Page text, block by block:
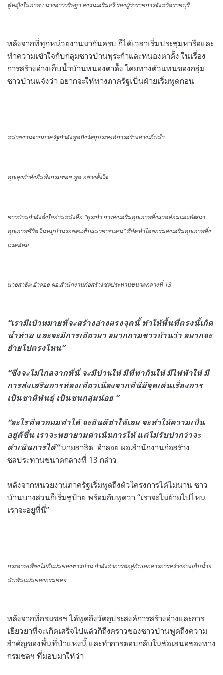
ผู้หญิงในภาพ : นางสาววริษฐา สงวนเสริมศรี รองผู้ว่าราชการจังหวัดราชบุรี
หลังจากที่ทุกหน่วยงานมากันครบ ก็ได้เวลาเริ่มประชุมหารือและ
ทำความเข้าใจกับกลุ่มชาวบ้านพุระกำและหนองตาดั้ง ในเรื่อง
การสร้างอ่างเก็บน้ำบ้านหนองตาดั้ง โดยทางตัวแทนของกลุ่ม
ชาวบ้านแจ้งว่า อยากจะให้ทางภาครัฐเป็นฝ่ายเริ่มพูดก่อน
หน่วยงานจากภาครัฐกำลังพูดถึงวัตถุประสงค์การสร้างอ่างเก็บน้ำ
คุณลุงกำลังยืนฟังกรมชลฯ พูด อย่างตั้งใจ
ชาวบ้านกำลังตั้งใจอ่านหนังสือ “พุระกำ การส่งเสริมคุณภาพสิ่งแวดล้อมและพัฒนา
คุณภาพชีวิต ในหมู่บ้านรอยตะเข็บแนวชายแดน” ที่จัดทำโดยกรมส่งเสริมคุณภาพสิ่ง
แวดล้อม
นายสาธิต อำลอย ผอ.สำนักงานก่อสร้างชลประทานขนาดกลางที่ 13
“เรามีเป้าหมายที่จะสร้างอ่างตรงจุดนี้ ทำให้พื้นที่ตรงนี้เกิด
น้ำท่วม และจะมีการเยียวยา อยากถามชาวบ้านว่า อยากจะ
ย้ายไปตรงไหน”
“ซึ่งจะไม่ไกลจากที่นี่ จะมีบ้านให้ มีที่ทำกินให้ มีไฟฟ้าให้ มี
การส่งเสริมการท่องเที่ยวเนื่องจากที่นี่มีจุดเด่นเรื่องการ
เป็นชาติพันธุ์ เป็นชนกลุ่มน้อย ”
“อะไรที่พวกผมทำได้ จะยินดีทำให้เลย จะทำให้ความเป็น
อยู่ดีขึ้น เราจะพยายามดำเนินการให้ แต่ไม่รับปากว่าจะ
ดำเนินการได้”นายสาธิต อำลอย ผอ.สำนักงานก่อสร้าง
ชลประทานขนาดกลางที่ 13 กล่าว
หลังจากหน่วยงานภาครัฐเริ่มพูดถึงตัวโครงการได้ไม่นาน ชาว
บ้านบางส่วนก็เริ่มชูป้าย พร้อมกับพูดว่า “เราจะไม่ย้ายไปไหน
เราจะอยู่ที่นี่”
กระดาษเพียงไม่กี่แผ่นของชาวบ้าน กำลังทำการต่อสู้กับเอกสารการสร้างอ่างเก็บน้ำฯ
นับพันแผ่นของกรมชลฯ
หลังจากที่กรมชลฯ ได้พูดถึงวัตถุประสงค์การสร้างอ่างและการ
เยียวยาที่จะเกิดเสร็จไปแล้วก็ถึงคราวของชาวบ้านพูดถึงความ
สำคัญของพื้นที่ป่าแห่งนี้ และทำการตอบกลับในข้อเสนอของทาง
กรมชลฯ ที่มอบมาให้ว่า